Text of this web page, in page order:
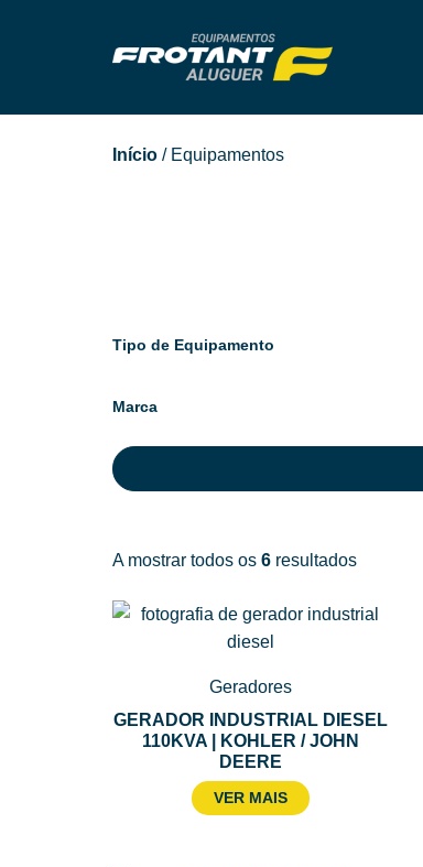
Início / Equipamentos
Tipo de Equipamento
Marca
A mostrar todos os 6 resultados
Geradores
GERADOR INDUSTRIAL DIESEL
110KVA | KOHLER / JOHN
DEERE
VER MAIS